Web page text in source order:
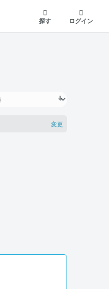
探す
ログイン
変更